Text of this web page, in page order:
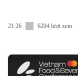
21:26 6204 lượt xem